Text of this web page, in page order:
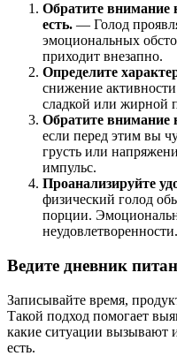
Обратите внимание
есть. — Голод
эмоциональных
приходит внезапно.
Определите
снижение
сладкой или жирной
Обратите внимание
если перед этим вы
грусть или
импульс.
Проанализируйте
физический голод
порции.
неудовлетворенности.
Ведите дневник
Записывайте время,
Такой подход помогает
какие ситуации вызывают
есть.